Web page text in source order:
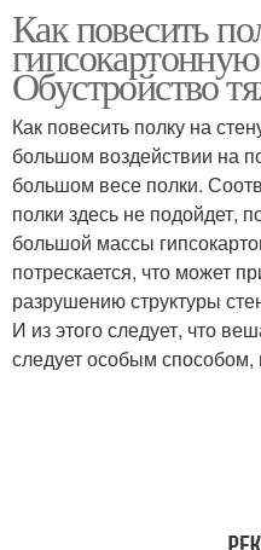
Надежный крепёж
Крепление для
гипсокартона
Как повесить
Обустройство
Как повесить полку на
большом воздействии на
большом весе полки.
полки здесь не подойдет,
большой массы
потрескается, что может
разрушению структуры
И из этого следует, что
следует особым способом,